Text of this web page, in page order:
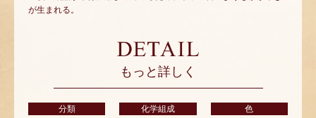
が生まれる。
もっと詳しく
分類
化学組成
色